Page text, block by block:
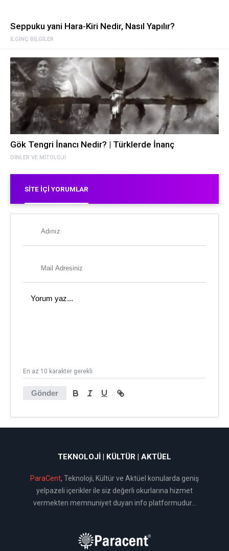
İLGINÇ BILGILER
Seppuku yani Hara-Kiri Nedir, Nasıl Yapılır?
DINLER VE MITOLOJI
Gök Tengri İnancı Nedir? | Türklerde İnanç
SITE İÇI YORUMLAR
Gönder
En az 10 karakter gerekli
TEKNOLOJI | KÜLTÜR | AKTÜEL
ParaCent, Teknoloji, Kültür ve Aktüel konularda geniş
yelpazeli içerikler ile siz değerli okurlarına hizmet
vermekten memnuniyet duyan info platformudur...